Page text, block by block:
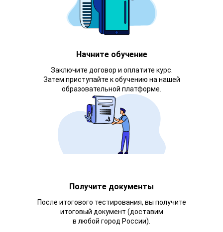
Начните обучение
Заключите договор и оплатите курс.
Затем приступайте к обучению на нашей
образовательной платформе.
Получите документы
После итогового тестирования, вы получите
итоговый документ (доставим
в любой город России).